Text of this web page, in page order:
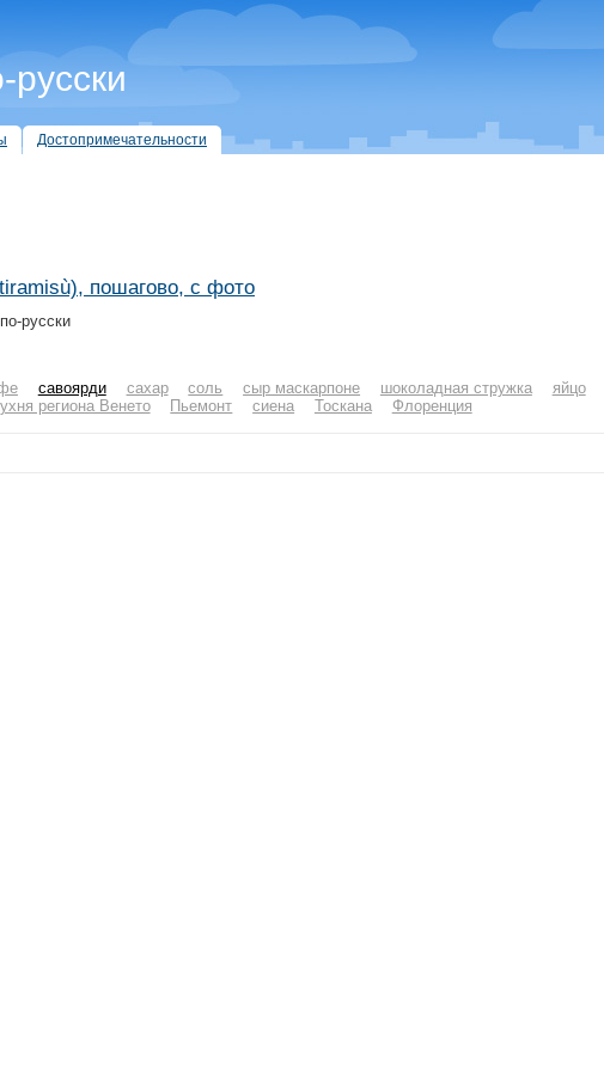
Достопримечательности
пошагово, с фото
русски
савоярди сахар соль сыр маскарпоне шоколадная стружка яйцо
региона Венето Пьемонт сиена Тоскана Флоренция